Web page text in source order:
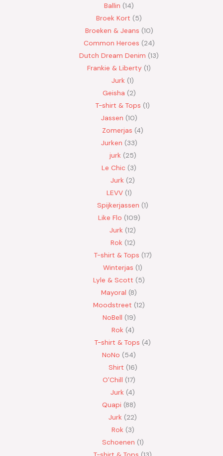
Ballin 14
Broek Kort 5
Broeken & Jeans 10
Common Heroes 24
Dutch Dream Denim 13
Frankie & Liberty 1
Jurk 1
Geisha 2
T-shirt & Tops 1
Jassen 10
Zomerjas 4
Jurken 33
jurk 25
Le Chic 3
Jurk 2
LEVV 1
Spijkerjassen 1
Like Flo 109
Jurk 12
Rok 12
T-shirt & Tops 17
Winterjas 1
Lyle & Scott 5
Mayoral 8
Moodstreet 12
NoBell 19
Rok 4
T-shirt & Tops 4
NoNo 54
Shirt 16
O'Chill 17
Jurk 4
Quapi 88
Jurk 22
Rok 3
Schoenen 1